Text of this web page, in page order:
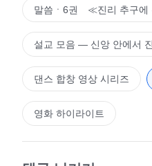
말씀ㆍ6권 ≪진리 추구에
설교 모음 ― 신앙 안에서
댄스 합창 영상 시리즈
영화 하이라이트